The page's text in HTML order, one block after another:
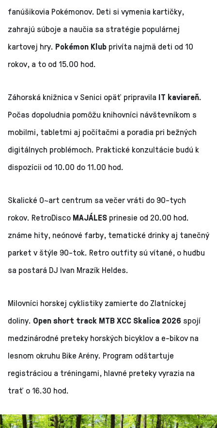
fanúšikovia Pokémonov. Deti si vymenia kartičky,
zahrajú súboje a naučia sa stratégie populárnej
kartovej hry. Pokémon Klub privíta najmä deti od 10
rokov, a to od 15.00 hod.
Záhorská knižnica v Senici opäť pripravila IT kaviareň.
Počas dopoludnia pomôžu knihovníci návštevníkom s
mobilmi, tabletmi aj počítačmi a poradia pri bežných
digitálnych problémoch. Praktické konzultácie budú k
dispozícii od 10.00 do 11.00 hod.
Skalické O~art centrum sa večer vráti do 90-tych
rokov. RetroDisco MAJÁLES prinesie od 20.00 hod.
známe hity, neónové farby, tematické drinky aj tanečný
parket v štýle 90-tok. Retro outfity sú vítané, o hudbu
sa postará DJ Ivan Mrazík Heldes.
Milovníci horskej cyklistiky zamierte do Zlatníckej
doliny. Open short track MTB XCC Skalica 2026 spojí
medzinárodné preteky horských bicyklov a e-bikov na
lesnom okruhu Bike Arény. Program odštartuje
registráciou a tréningami, hlavné preteky vyrazia na
trať o 16.30 hod.